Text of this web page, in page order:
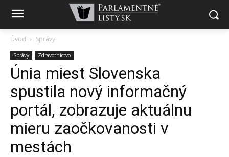
Úvod Správy
Správy Zdravotníctvo
Únia miest Slovenska
spustila nový informačný
portál, zobrazuje aktuálnu
mieru zaočkovanosti v
mestách